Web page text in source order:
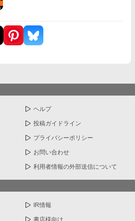
ヘルプ
投稿ガイドライン
プライバシーポリシー
お問い合わせ
利用者情報の外部送信について
IR情報
書店様向け